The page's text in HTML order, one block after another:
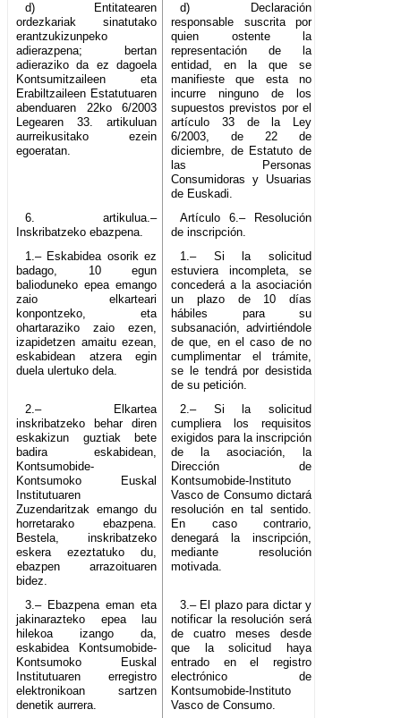
d) Entitatearen
ordezkariak sinatutako
erantzukizunpeko
adierazpena; bertan
adieraziko da ez dagoela
Kontsumitzaileen eta
Erabiltzaileen Estatutuaren
abenduaren 22ko 6/2003
Legearen 33. artikuluan
aurreikusitako ezein
egoeratan.
d) Declaración
responsable suscrita por
quien ostente la
representación de la
entidad, en la que se
manifieste que esta no
incurre ninguno de los
supuestos previstos por el
artículo 33 de la Ley
6/2003, de 22 de
diciembre, de Estatuto de
las Personas
Consumidoras y Usuarias
de Euskadi.
6. artikulua.–
Inskribatzeko ebazpena.
Artículo 6.– Resolución
de inscripción.
1.– Eskabidea osorik ez
badago, 10 egun
balioduneko epea emango
zaio elkarteari
konpontzeko, eta
ohartaraziko zaio ezen,
izapidetzen amaitu ezean,
eskabidean atzera egin
duela ulertuko dela.
1.– Si la solicitud
estuviera incompleta, se
concederá a la asociación
un plazo de 10 días
hábiles para su
subsanación, advirtiéndole
de que, en el caso de no
cumplimentar el trámite,
se le tendrá por desistida
de su petición.
2.– Elkartea
inskribatzeko behar diren
eskakizun guztiak bete
badira eskabidean,
Kontsumobide-
Kontsumoko Euskal
Institutuaren
Zuzendaritzak emango du
horretarako ebazpena.
Bestela, inskribatzeko
eskera ezeztatuko du,
ebazpen arrazoituaren
bidez.
2.– Si la solicitud
cumpliera los requisitos
exigidos para la inscripción
de la asociación, la
Dirección de
Kontsumobide-Instituto
Vasco de Consumo dictará
resolución en tal sentido.
En caso contrario,
denegará la inscripción,
mediante resolución
motivada.
3.– Ebazpena eman eta
jakinarazteko epea lau
hilekoa izango da,
eskabidea Kontsumobide-
Kontsumoko Euskal
Institutuaren erregistro
elektronikoan sartzen
denetik aurrera.
3.– El plazo para dictar y
notificar la resolución será
de cuatro meses desde
que la solicitud haya
entrado en el registro
electrónico de
Kontsumobide-Instituto
Vasco de Consumo.